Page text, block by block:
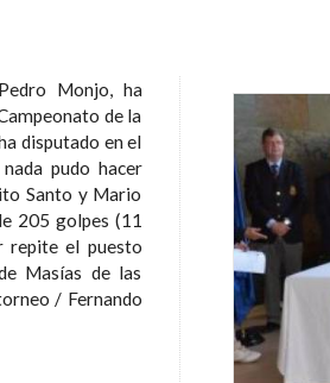
Monjo, ha
de la
disputado en el
Santo y Mario
golpes (11
Masías de las